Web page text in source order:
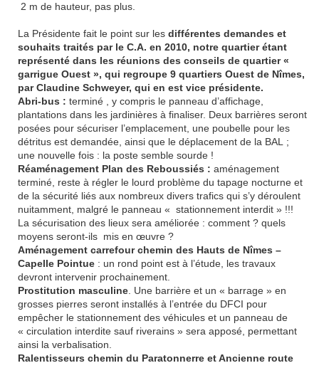
2 m de hauteur, pas plus.
La Présidente fait le point sur lesdifférentes demandes et
souhaits traités par le C.A. en 2010, notre quartier étant
représenté dans les réunions des conseils de quartier «
garrigue Ouest », qui regroupe 9 quartiers Ouest de Nîmes,
par Claudine Schweyer, qui en est vice présidente.
Abri-bus : terminé , y compris le panneau d’affichage,
plantations dans les jardinières à finaliser. Deux barrières seront
posées pour sécuriser l’emplacement, une poubelle pour les
détritus est demandée, ainsi que le déplacement de la BAL ;
une nouvelle fois : la poste semble sourde !
Réaménagement Plan des Reboussiés : aménagement
terminé, reste à régler le lourd problème du tapage nocturne et
de la sécurité liés aux nombreux divers trafics qui s’y déroulent
nuitamment, malgré le panneau « stationnement interdit » !!!
La sécurisation des lieux sera améliorée : comment ? quels
moyens seront-ils mis en œuvre ?
Aménagement carrefour chemin des Hauts de Nîmes –
Capelle Pointue : un rond point est à l’étude, les travaux
devront intervenir prochainement.
Prostitution masculine . Une barrière et un « barrage » en
grosses pierres seront installés à l’entrée du DFCI pour
empêcher le stationnement des véhicules et un panneau de
« circulation interdite sauf riverains » sera apposé, permettant
ainsi la verbalisation.
Ralentisseurs chemin du Paratonnerre et Ancienne route